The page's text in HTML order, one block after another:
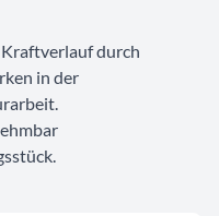
durch
in der